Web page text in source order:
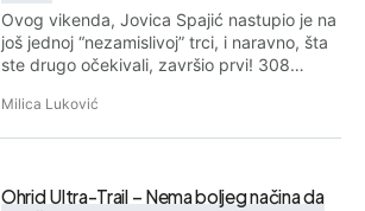
Ovog vikenda, Jovica Spajić nastupio je na
još jednoj “nezamislivoj” trci, i naravno, šta
ste drugo očekivali, završio prvi! 308…
Milica Luković
Ohrid Ultra-Trail – Nema boljeg načina da